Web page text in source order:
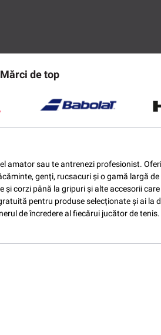
Mărci de top
sau te antrenezi profesionist.
genți, rucsacuri și o gamă largă
corzi până la gripuri și alte accesorii
pentru produse selecționate și ai la
de încredere al fiecărui jucător de